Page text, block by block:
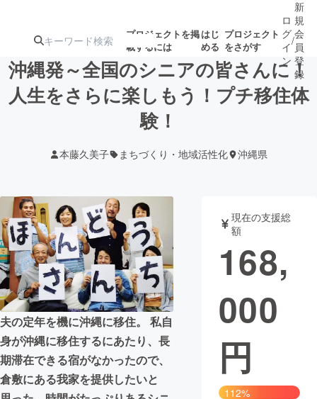
プロジェクトを掲
載するには
はじ
める
プロジェクト
をさがす
注目の新着プロ
テクノロジー・ガジェット
映像・映画 書籍・雑誌
ビジネス・起業 チャレンジ
まちづくり・地域活性化
CAMPFIRE for Social Good
CAMPFIRE Creation
ロ
グ
イ
ン
/
新
規
会
員
登
録
沖縄発～全国のシニアの皆さんに！
人生をさらに楽しもう！プチ移住体
験！
本藤久美子 まちづくり・地域活性化 沖縄県
夫の定年を機に沖縄に移住。 私自
身が沖縄に移住するにあたり、長
期滞在できる宿がなかったので、
倉敷にある我家を提供したいと
現在の支援総
額
168,
000
円
112%